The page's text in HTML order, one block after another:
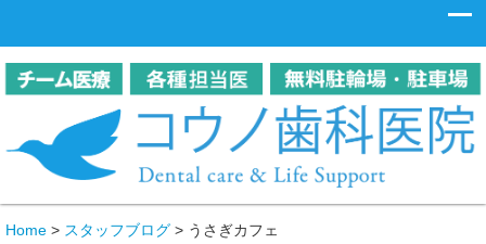
Home > スタッフブログ > うさぎカフェ